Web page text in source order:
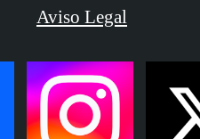
Aviso Legal